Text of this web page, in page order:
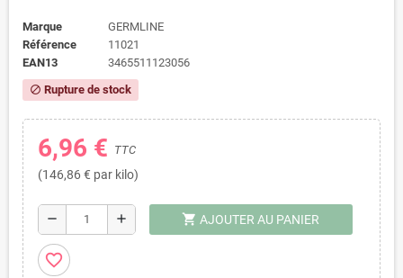
Marque
GERMLINE
Référence
11021
EAN13
3465511123056
block Rupture de stock
6,96 € TTC
(146,86 € par kilo)
remove add shopping_cart AJOUTER AU PANIER
favorite_border